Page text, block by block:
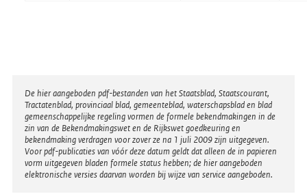
Disclaimer
De hier aangeboden pdf-bestanden van het Staatsblad, Staatscourant,
Tractatenblad, provinciaal blad, gemeenteblad, waterschapsblad en blad
gemeenschappelijke regeling vormen de formele bekendmakingen in de
zin van de Bekendmakingswet en de Rijkswet goedkeuring en
bekendmaking verdragen voor zover ze na 1 juli 2009 zijn uitgegeven.
Voor pdf-publicaties van vóór deze datum geldt dat alleen de in papieren
vorm uitgegeven bladen formele status hebben; de hier aangeboden
elektronische versies daarvan worden bij wijze van service aangeboden.